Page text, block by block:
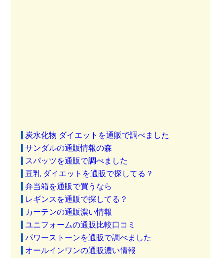
炭水化物 ダイエットを通販で調べました
サンダルの通販情報の森
スパッツを通販で調べました
豆乳 ダイエットを通販で探してる？
弁当箱を通販で買うなら
レギンスを通販で探してる？
カーテンの通販濃い情報
ユニフォームの通販比較口コミ
パワーストーンを通販で調べました
オールインワンの通販濃い情報